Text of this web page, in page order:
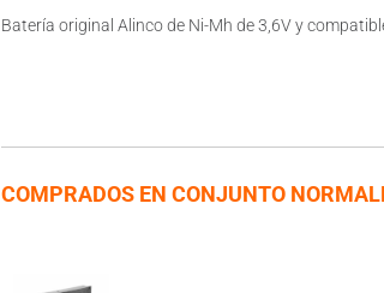
Batería original Alinco de Ni-Mh de 3,6V y
COMPRADOS EN CONJUNTO